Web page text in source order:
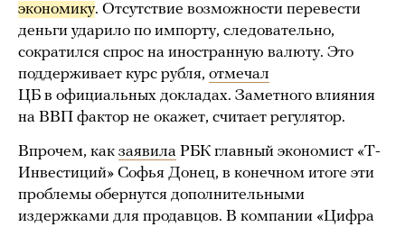
экономику. Отсутствие возможности перевести
деньги ударило по импорту, следовательно,
сократился спрос на иностранную валюту. Это
поддерживает курс рубля, отмечал
ЦБ в официальных докладах. Заметного влияния
на ВВП фактор не окажет, считает регулятор.
Впрочем, как заявила РБК главный экономист «Т-
Инвестиций» Софья Донец, в конечном итоге эти
проблемы обернутся дополнительными
издержками для продавцов. В компании «Цифра